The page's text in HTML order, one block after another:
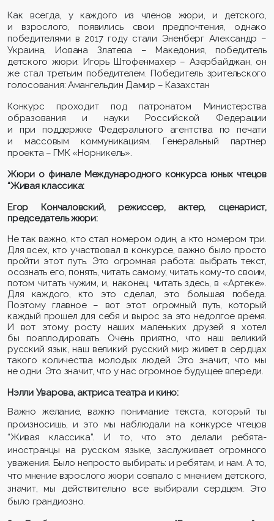
Как всегда, у каждого из членов жюри, и детского,
и взрослого, появились свои предпочтения, однако
победителями в 2017 году стали Эненберг Александр –
Украина, Иована Златева – Македония, победитель
детского жюри: Игорь Штофенмахер – Азербайджан, он
же стал третьим победителем. Победитель зрительского
голосования: Амангельдин Дамир – Казахстан
Конкурс проходит под патронатом Министерства
образования и науки Российской Федерации
и при поддержке Федерального агентства по печати
и массовым коммуникациям. Генеральный партнер
проекта – ГМК «Норникель».
Жюри о финале Международного конкурса юных чтецов
“Живая классика:
Егор Кончаловский, режиссер, актер, сценарист,
председатель жюри:
Не так важно, кто стал номером один, а кто номером три.
Для всех, кто участвовал в конкурсе, важно было просто
пройти этот путь. Это огромная работа: выбрать текст,
осознать его, понять, читать самому, читать кому-то своим,
потом читать чужим, и, наконец, читать здесь, в «Артеке».
Для каждого, кто это сделал, это большая победа.
Поэтому главное – вот этот огромный путь, который
каждый прошел для себя и вырос за это недолгое время.
И вот этому росту наших маленьких друзей я хотел
бы поаплодировать. Очень приятно, что наш великий
русский язык, наш великий русский мир живет в сердцах
такого количества молодых людей. Это значит, что мы
не одни. Это значит, что у нас огромное будущее впереди.
Нэлли Уварова, актриса театра и кино:
Важно желание, важно понимание текста, который ты
произносишь, и это мы наблюдали на конкурсе чтецов
“Живая классика”. И то, что это делали ребята-
иностранцы на русском языке, заслуживает огромного
уважения. Было непросто выбирать: и ребятам, и нам. А то,
что мнение взрослого жюри совпало с мнением детского,
значит, мы действительно все выбирали сердцем. Это
было грандиозно.